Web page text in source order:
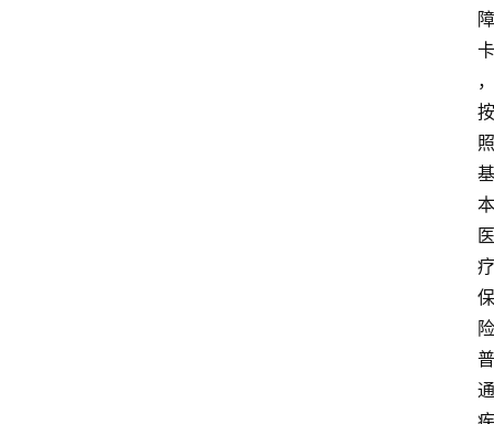
障
卡
，
按
照
基
本
医
疗
保
险
普
通